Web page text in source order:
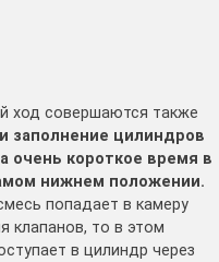
ход совершаются также
заполнение цилиндров
очень короткое время в
нижнем положении.
попадает в камеру
клапанов, то в этом
в цилиндр через